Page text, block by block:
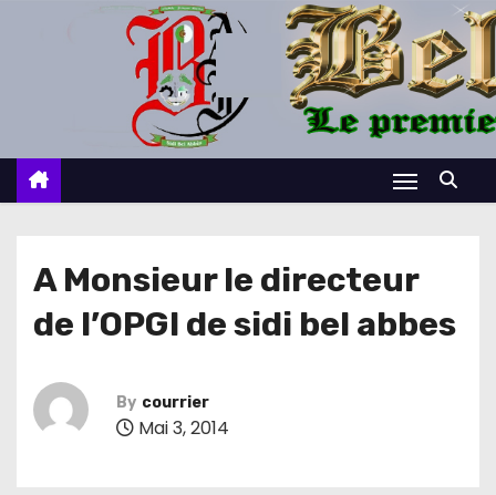
c
A Monsieur le directeur
de l’OPGI de sidi bel abbes
By courrier
Mai 3, 2014